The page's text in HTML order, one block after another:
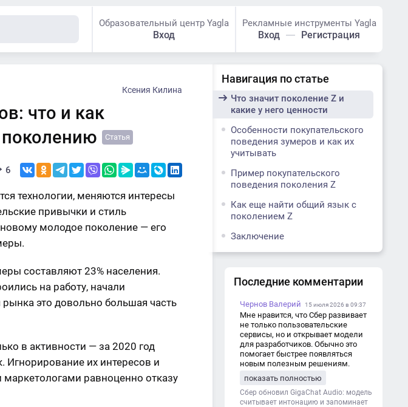
Образовательный центр Yagla
Вход
Рекламные инструменты Yagla
Вход Регистрация
Навигация по статье
Что значит поколение Z и
какие у него ценности
Особенности покупательского
поведения зумеров и как их
учитывать
Пример покупательского
поведения поколения Z
Как еще найти общий язык с
поколением Z
Заключение
Ксения Килина
что и как
Статья
6
технологии, меняются интересы
привычки и стиль
молодое поколение — его
составляют 23% населения.
на работу, начали
это довольно большая часть
в активности — за 2020 год
Игнорирование их интересов и
равноценно отказу
Последние комментарии
Чернов Валерий 15 июля 2026 в 09:37
Мне нравится, что Сбер развивает
не только пользовательские
сервисы, но и открывает модели
для разработчиков. Обычно это
помогает быстрее появляться
новым полезным решениям.
показать полностью
Сбер обновил GigaChat Audio: модель
считывает интонацию и запоминает